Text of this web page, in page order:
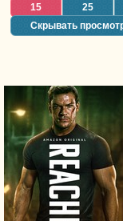
15 25
Скрывать